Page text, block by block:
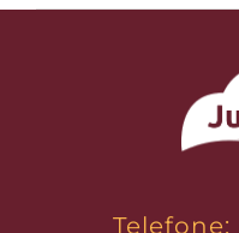
Telefone: